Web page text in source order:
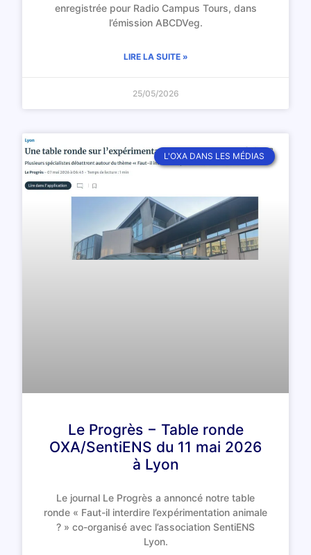
enregistrée pour Radio Campus Tours, dans
l’émission ABCDVeg.
LIRE LA SUITE »
25/05/2026
L'OXA DANS LES MÉDIAS
Le Progrès − Table ronde
OXA/SentiENS du 11 mai 2026
à Lyon
Le journal Le Progrès a annoncé notre table
ronde « Faut-il interdire l’expérimentation animale
? » co-organisé avec l’association SentiENS
Lyon.